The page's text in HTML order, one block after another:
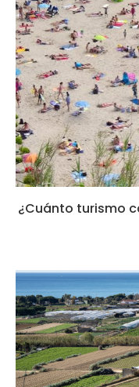
¿Cuánto turismo